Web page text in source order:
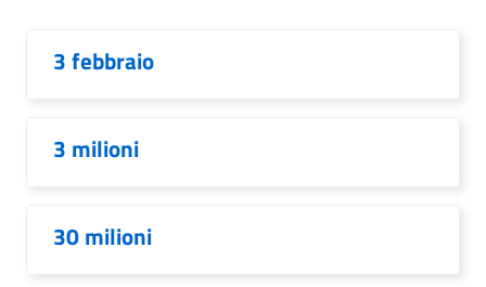
3 febbraio
3 milioni
30 milioni